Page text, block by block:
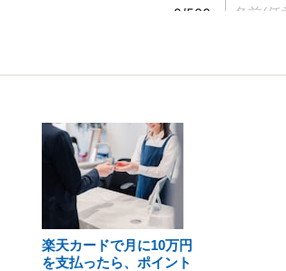
楽天カードで月に10万円
を支払ったら、ポイント